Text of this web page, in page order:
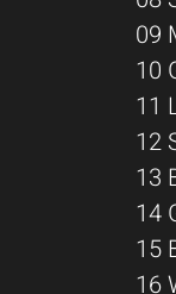
09
10
11
12
13
14
15
16